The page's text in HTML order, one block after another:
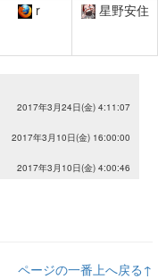
r 星野安住
2017年3月24日(金) 4:11:07
2017年3月10日(金) 16:00:00
2017年3月10日(金) 4:00:46
ページの一番上へ戻る↑